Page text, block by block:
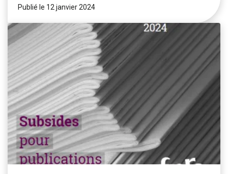
Publié le 12 janvier 2024